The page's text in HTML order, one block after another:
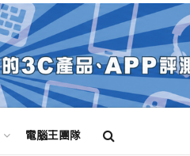
電腦王團隊